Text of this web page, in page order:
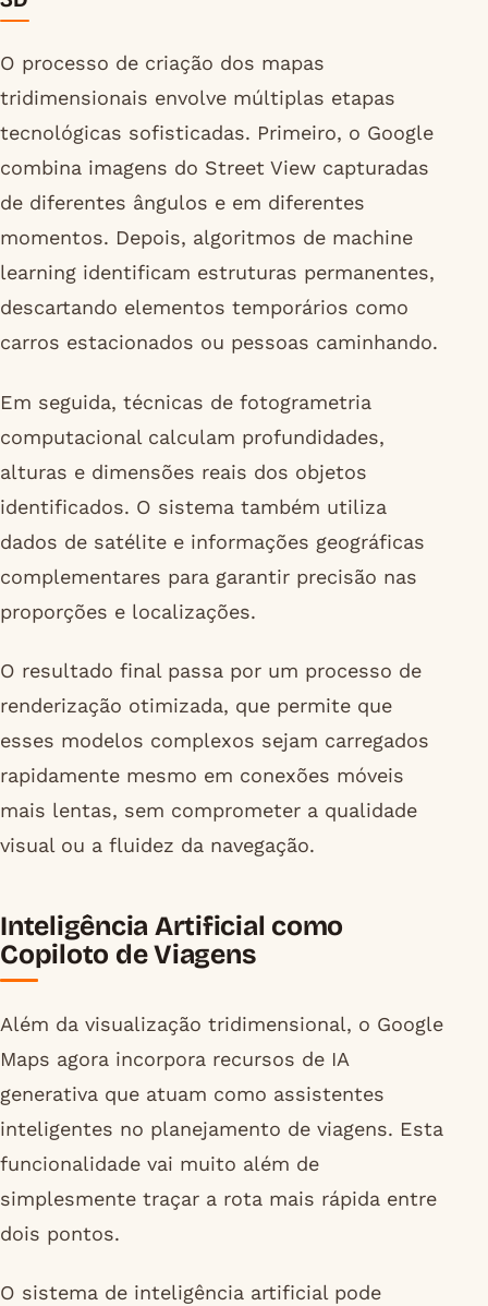
O processo de criação dos mapas
tridimensionais envolve múltiplas etapas
tecnológicas sofisticadas. Primeiro, o Google
combina imagens do Street View capturadas
de diferentes ângulos e em diferentes
momentos. Depois, algoritmos de machine
learning identificam estruturas permanentes,
descartando elementos temporários como
carros estacionados ou pessoas caminhando.
Em seguida, técnicas de fotogrametria
computacional calculam profundidades,
alturas e dimensões reais dos objetos
identificados. O sistema também utiliza
dados de satélite e informações geográficas
complementares para garantir precisão nas
proporções e localizações.
O resultado final passa por um processo de
renderização otimizada, que permite que
esses modelos complexos sejam carregados
rapidamente mesmo em conexões móveis
mais lentas, sem comprometer a qualidade
visual ou a fluidez da navegação.
Inteligência Artificial como
Copiloto de Viagens
Além da visualização tridimensional, o Google
Maps agora incorpora recursos de IA
generativa que atuam como assistentes
inteligentes no planejamento de viagens. Esta
funcionalidade vai muito além de
simplesmente traçar a rota mais rápida entre
dois pontos.
O sistema de inteligência artificial pode